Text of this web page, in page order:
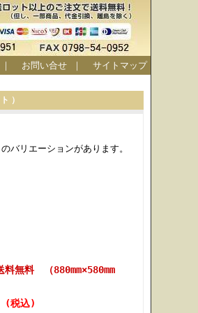
お問い合せ｜ サイトマップ
）
バリエーションがあります。
料無料 （880mm×580mm
(税込)